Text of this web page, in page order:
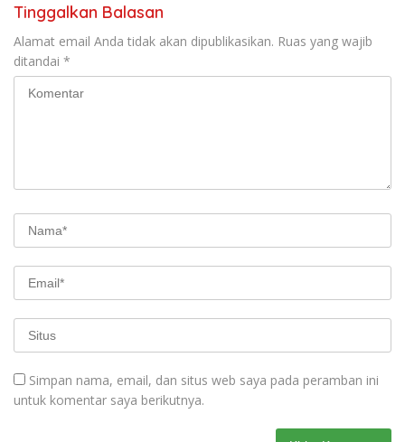
Tinggalkan Balasan
Alamat email Anda tidak akan dipublikasikan. Ruas yang wajib
ditandai *
Simpan nama, email, dan situs web saya pada peramban ini
untuk komentar saya berikutnya.